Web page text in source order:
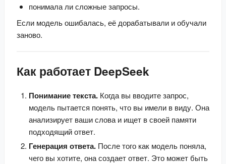
понимала ли сложные запросы.
Если модель ошибалась, её дорабатывали и обучали
заново.
Как работает DeepSeek
Понимание текста. Когда вы вводите запрос,
модель пытается понять, что вы имели в виду. Она
анализирует ваши слова и ищет в своей памяти
подходящий ответ.
Генерация ответа. После того как модель поняла,
чего вы хотите, она создает ответ. Это может быть